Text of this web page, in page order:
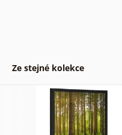
Ze stejné kolekce